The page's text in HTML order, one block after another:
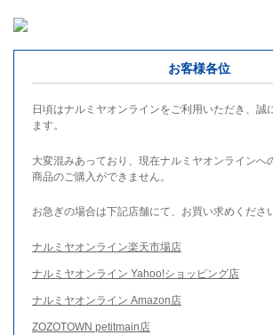
お客様各位
日頃はナルミヤオンラインをご利用いただき、誠
ます。
大変混みあっており、現在ナルミヤオンラインへ
商品のご購入ができません。
お急ぎの場合は下記店舗にて、お買い求めくださ
ナルミヤオンライン楽天市場店
ナルミヤオンライン Yahoo!ショッピング店
ナルミヤオンライン Amazon店
ZOZOTOWN petitmain店